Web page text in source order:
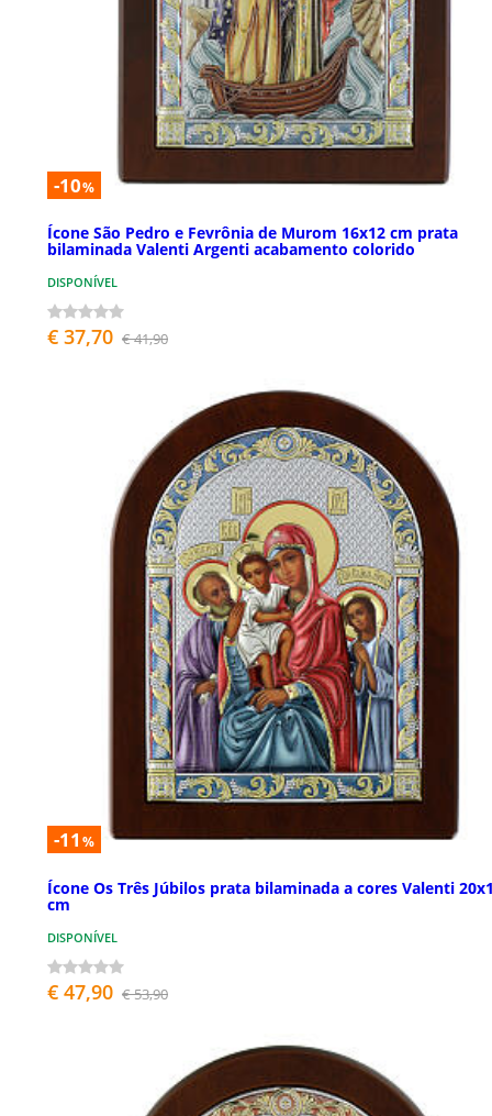
-10%
Ícone São Pedro e Fevrônia de Murom 16x12 cm prata
bilaminada Valenti Argenti acabamento colorido
DISPONÍVEL
€ 37,70 € 41,90
-11 %
Ícone Os Três Júbilos prata bilaminada a cores Valenti
cm
DISPONÍVEL
€ 47,90 € 53,90